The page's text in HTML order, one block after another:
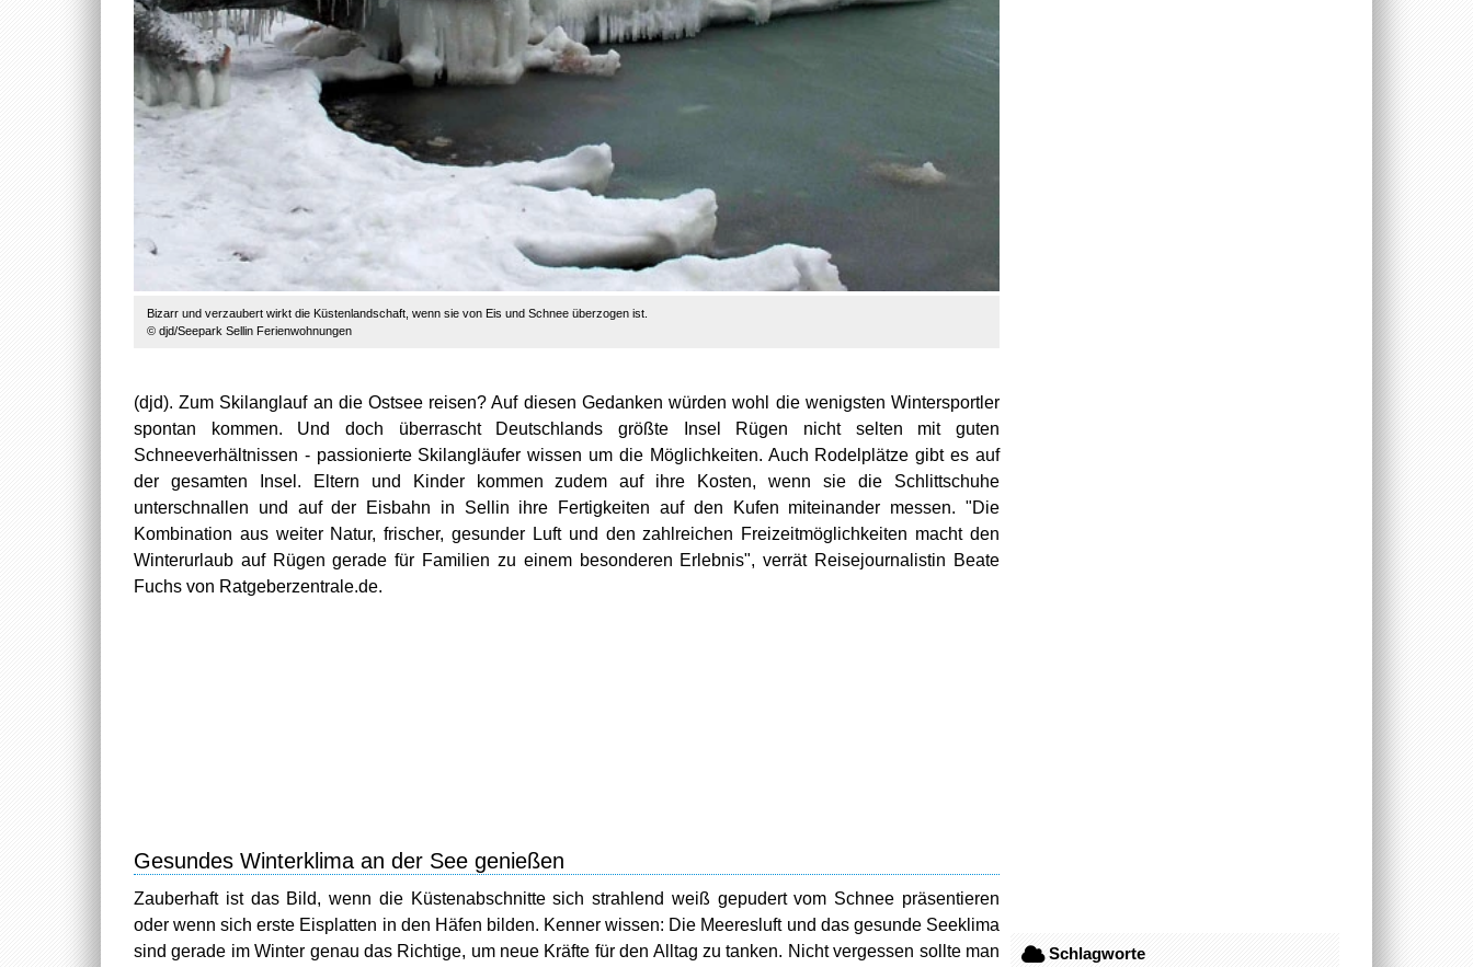
Bizarr und verzaubert wirkt die Küstenlandschaft, wenn sie von Eis und Schnee überzogen ist.
© djd/Seepark Sellin Ferienwohnungen
(djd). Zum Skilanglauf an die Ostsee reisen? Auf diesen Gedanken würden wohl die wenigsten Wintersportler
spontan kommen. Und doch überrascht Deutschlands größte Insel Rügen nicht selten mit guten
Schneeverhältnissen - passionierte Skilangläufer wissen um die Möglichkeiten. Auch Rodelplätze gibt es auf
der gesamten Insel. Eltern und Kinder kommen zudem auf ihre Kosten, wenn sie die Schlittschuhe
unterschnallen und auf der Eisbahn in Sellin ihre Fertigkeiten auf den Kufen miteinander messen. "Die
Kombination aus weiter Natur, frischer, gesunder Luft und den zahlreichen Freizeitmöglichkeiten macht den
Winterurlaub auf Rügen gerade für Familien zu einem besonderen Erlebnis", verrät Reisejournalistin Beate
Fuchs von Ratgeberzentrale.de.
Gesundes Winterklima an der See genießen
Zauberhaft ist das Bild, wenn die Küstenabschnitte sich strahlend weiß gepudert vom Schnee präsentieren
oder wenn sich erste Eisplatten in den Häfen bilden. Kenner wissen: Die Meeresluft und das gesunde Seeklima
sind gerade im Winter genau das Richtige, um neue Kräfte für den Alltag zu tanken. Nicht vergessen sollte man
Schlagworte